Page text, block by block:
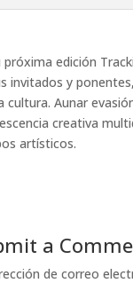
próxima edición
invitados y
cultura. Aunar
creativa
artísticos.
a
de correo